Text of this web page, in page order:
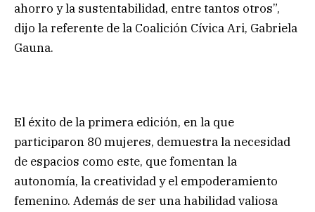
ahorro y la sustentabilidad, entre tantos otros”,
dijo la referente de la Coalición Cívica Ari, Gabriela
Gauna.
El éxito de la primera edición, en la que
participaron 80 mujeres, demuestra la necesidad
de espacios como este, que fomentan la
autonomía, la creatividad y el empoderamiento
femenino. Además de ser una habilidad valiosa